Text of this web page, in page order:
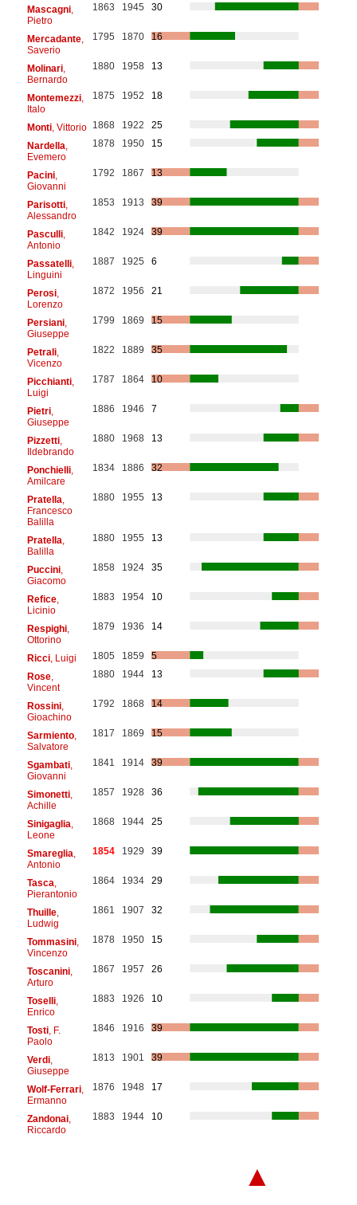
Mascagni,
Pietro
1863 1945 30
Mercadante,
Saverio
1795 1870 16
Molinari,
Bernardo
1880 1958 13
Montemezzi,
Italo
1875 1952 18
Monti, Vittorio 1868 1922
25
Nardella
Evemero
1878 1950 15
Pacini,
Giovanni
1792 1867 13
Parisotti,
Alessandro
1853 1913 39
Pasculli,
Antonio
1842 1924 39
Passatelli,
Linguini
1887 1925 6
Perosi,
Lorenzo
1872 1956 21
Persiani,
Giuseppe
1799 1869 15
Petrali,
Vicenzo
1822 1889 35
Picchianti,
Luigi
1787 1864 10
Pietri,
Giuseppe
1886 1946 7
Pizzetti,
Ildebrando
1880 1968 13
Ponchielli,
Amilcare
1834 1886 32
Pratella
Francesco
Balilla
1880 1955 13
Pratella
Balilla
1880 1955 13
Puccini,
Giacomo
1858 1924 35
Refice,
Licinio
1883 1954 10
Respighi,
Ottorino
1879 1936 14
Ricci, Luigi 1805 1859
5
Rose,
Vincent
1880 1944 13
Rossini,
Gioachino
1792 1868 14
Sarmiento,
Salvatore
1817 1869 15
Sgambati,
Giovanni
1841 1914 39
Simonetti,
Achille
1857 1928 36
Sinigaglia
Leone
1868 1944 25
Smareglia
Antonio
1854 1929 39
Tasca
Pierantonio
1864 1934 29
Thuille,
Ludwig
1861 1907 32
Tommasini,
Vincenzo
1878 1950 15
Toscanini,
Arturo
1867 1957 26
Toselli,
Enrico
1883 1926 10
Tosti, F.
Paolo
1846 1916 39
Verdi,
Giuseppe
1813 1901 39
Wolf-Ferrari,
Ermanno
1876 1948 17
Zandonai,
Riccardo
1883 1944 10
▲